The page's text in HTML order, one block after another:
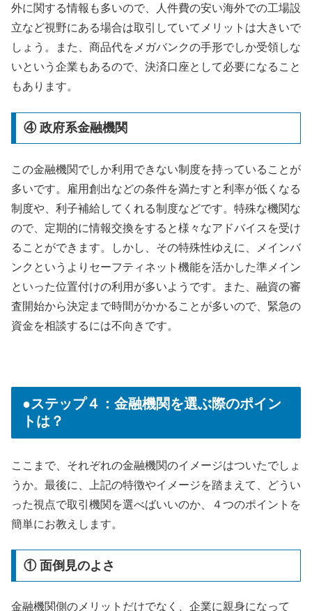
外に関する情報も多いので、人件費の安い海外での工場設
立など視野にある場合は取引していてメリットは大きいで
しょう。また、商品代をメガバンクの手形でしか受領しな
いという企業もあるので、決済口座として必要になること
もあります。
④ 政府系金融機関
この金融機関でしか利用できない制度を持っていることが
多いです。雇用創出などの条件を満たすと利率が低くなる
制度や、利子補給してくれる制度などです。特殊な機関な
ので、定期的に情報交換をすると様々なアドバイスを受け
ることができます。しかし、その特殊性ゆえに、メインバ
ンクというよりセーフティネット機能を活かした準メイン
といった位置付けの利用が多いようです。また、融資の審
査開始から決定まで時間がかかることが多いので、緊急の
資金を相談するには不向きです。
●ステップ４：金融機関を選ぶ際のポイン
トは？
ここまで、それぞれの金融機関のイメージはついたでしょ
うか。最後に、上記の特徴やイメージを踏まえて、どうい
った視点で取引機関を選べばいいのか、４つのポイントを
簡単にお教えします。
① 面倒見のよさ
金融機関側のメリットだけでなく、企業に親身になって